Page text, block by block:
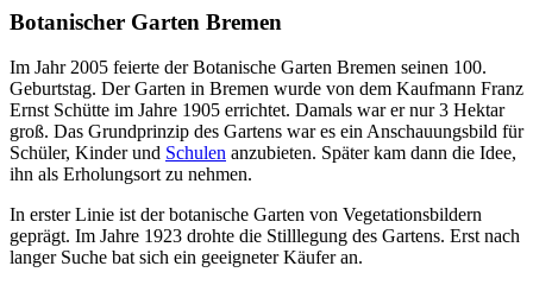
Botanischer Garten Bremen
Im Jahr 2005 feierte der Botanische Garten Bremen seinen 100.
Geburtstag. Der Garten in Bremen wurde von dem Kaufmann Franz
Ernst Schütte im Jahre 1905 errichtet. Damals war er nur 3 Hektar
groß. Das Grundprinzip des Gartens war es ein Anschauungsbild für
Schüler, Kinder und Schulen anzubieten. Später kam dann die Idee,
ihn als Erholungsort zu nehmen.
In erster Linie ist der botanische Garten von Vegetationsbildern
geprägt. Im Jahre 1923 drohte die Stilllegung des Gartens. Erst nach
langer Suche bat sich ein geeigneter Käufer an.